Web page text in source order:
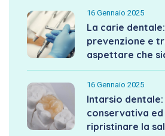
16 Gennaio 2025
La carie
prevenzione e
aspettare che
16 Gennaio 2025
Intarsio
conservativa
ripristinare la